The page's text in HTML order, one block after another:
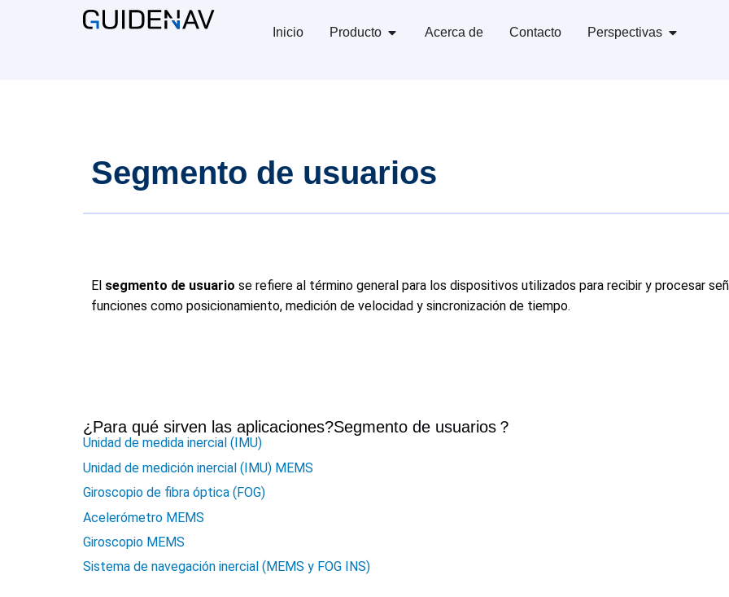
Inicio Producto Acerca de Contacto Perspectivas
Segmento de usuarios
El segmento de usuario se refiere al término general para los dispositivos utilizados para recibir y procesar
funciones como posicionamiento, medición de velocidad y sincronización de tiempo.
¿Para qué sirven las aplicaciones?Segmento de usuarios ？
Unidad de medida inercial (IMU)
Unidad de medición inercial (IMU) MEMS
Giroscopio de fibra óptica (FOG)
Acelerómetro MEMS
Giroscopio MEMS
Sistema de navegación inercial (MEMS y FOG INS)